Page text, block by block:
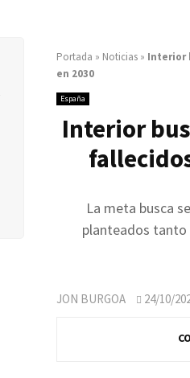
Portada » Noticias » Interior
en 2030
España
Interior
La meta busca
planteados tanto
JON BURGOA 24/10/